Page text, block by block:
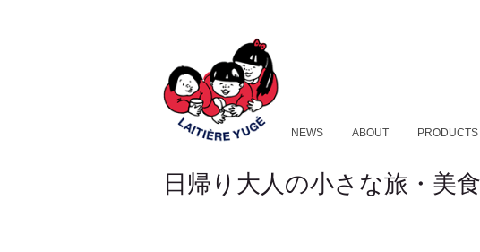
NEWS ABOUT PRODUCTS
日帰り大人の小さな旅・美